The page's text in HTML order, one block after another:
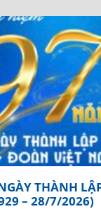
THÀNH
– 28/7/2026)